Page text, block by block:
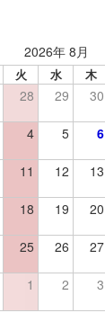
2026年 8月
火 水 木
28 29 30
4 5 6
11 12 13
18 19 20
25 26 27
1 2 3